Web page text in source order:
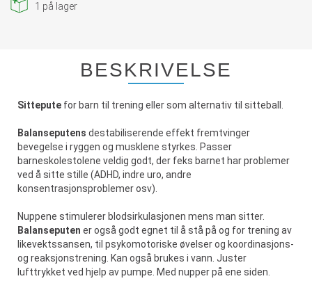
1 på lager
BESKRIVELSE
Sittepute for barn til trening eller som alternativ til sitteball.
Balanseputens destabiliserende effekt fremtvinger
bevegelse i ryggen og musklene styrkes. Passer
barneskolestolene veldig godt, der feks barnet har problemer
ved å sitte stille (ADHD, indre uro, andre
konsentrasjonsproblemer osv).
Nuppene stimulerer blodsirkulasjonen mens man sitter.
Balanseputen er også godt egnet til å stå på og for trening av
likevektssansen, til psykomotoriske øvelser og koordinasjons-
og reaksjonstrening. Kan også brukes i vann. Juster
lufttrykket ved hjelp av pumpe. Med nupper på ene siden.